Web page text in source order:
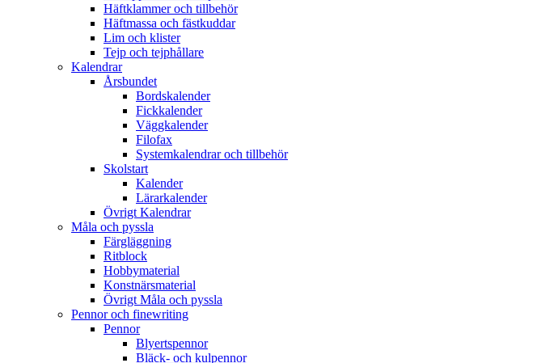
Häftklammer och tillbehör
Häftmassa och fästkuddar
Lim och klister
Tejp och tejphållare
Kalendrar
Årsbundet
Bordskalender
Fickkalender
Väggkalender
Filofax
Systemkalendrar och tillbehör
Skolstart
Kalender
Lärarkalender
Övrigt Kalendrar
Måla och pyssla
Färgläggning
Ritblock
Hobbymaterial
Konstnärsmaterial
Övrigt Måla och pyssla
Pennor och finewriting
Pennor
Blyertspennor
Bläck- och kulpennor